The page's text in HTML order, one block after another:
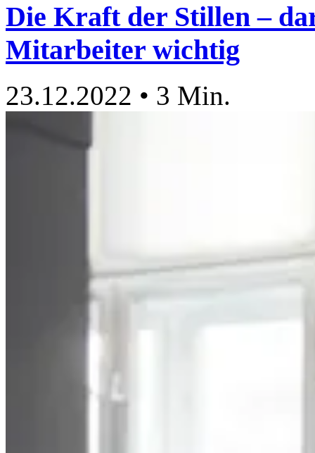
Die Kraft der Stillen –
Mitarbeiter wichtig
23.12.2022 • 3 Min.